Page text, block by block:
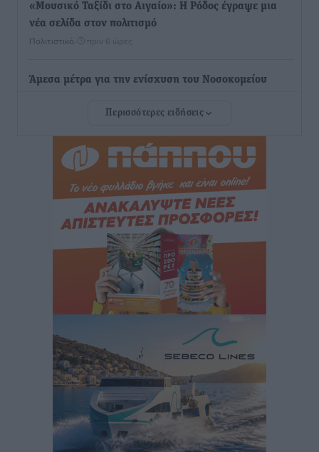
«Μουσικό Ταξίδι στο Αιγαίο»: Η Ρόδος έγραψε μια
νέα σελίδα στον πολιτισμό
Πολιτιστικά πριν 6 ώρες
Άμεσα μέτρα για την ενίσχυση του Νοσοκομείου
ανακοίνωσε ο Άδωνις Γεωργιάδης
Iατρικός Σύλλογος Ροδου προς Α. Γεωργιάδη:
Στρατηγικές Προτάσεις για την Ενίσχυση της
Δημόσιας Υγείας στη Νησιωτική Ελλάδα και στα
Νοσοκομεία της Γ΄ Ζώνης
πριν 7 ώρες
Πάνθηρες: Ξεκίνησαν αισιόδοξοι για την παρθενική
Αθλητικά• πριν 7 ώρες
Άρης Αρχαγγέλου: Στο πλευρό του άτυχου Ιάκωβου
Θωμά
Αθλητικά• πριν 7 ώρες
Φοίβος: Η μεγάλη επιστροφή του Μπρένο Σαλβατιέρα
πριν 7 ώρες
Περισσότερες ειδήσεις